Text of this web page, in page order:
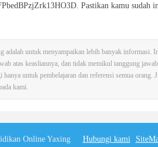
Pastikan kamu sudah
adalah untuk menyampaikan lebih banyak informasi.
atas keasliannya, dan tidak memikul tanggung
untuk pembelajaran dan referensi semua orang.
kami.
Online Yaxing Hubungi kami